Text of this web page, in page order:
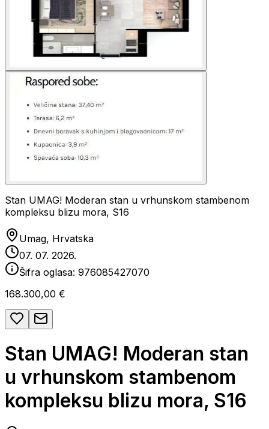
Stan UMAG! Moderan stan u vrhunskom stambenom
kompleksu blizu mora, S16
Umag, Hrvatska
07. 07. 2026.
Šifra oglasa: 976085427070
168.300,00 €
Stan UMAG! Moderan stan
u vrhunskom stambenom
kompleksu blizu mora, S16